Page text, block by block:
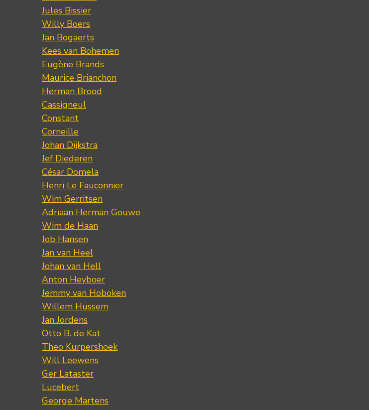
Jules Bissier
Willy Boers
Jan Bogaerts
Kees van Bohemen
Eugène Brands
Maurice Brianchon
Herman Brood
Cassigneul
Constant
Corneille
Johan Dijkstra
Jef Diederen
César Domela
Henri Le Fauconnier
Wim Gerritsen
Adriaan Herman Gouwe
Wim de Haan
Job Hansen
Jan van Heel
Johan van Hell
Anton Heyboer
Jemmy van Hoboken
Willem Hussem
Jan Jordens
Otto B. de Kat
Theo Kurpershoek
Will Leewens
Ger Lataster
Lucebert
George Martens